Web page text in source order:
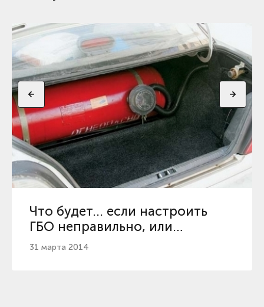
Что будет... если настроить
ГБО неправильно, или
подробно про газ для авто
31 марта 2014